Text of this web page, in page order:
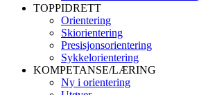
TOPPIDRETT
Orientering
Skiorientering
Presisjonsorientering
Sykkelorientering
KOMPETANSE/LÆRING
Ny i orientering